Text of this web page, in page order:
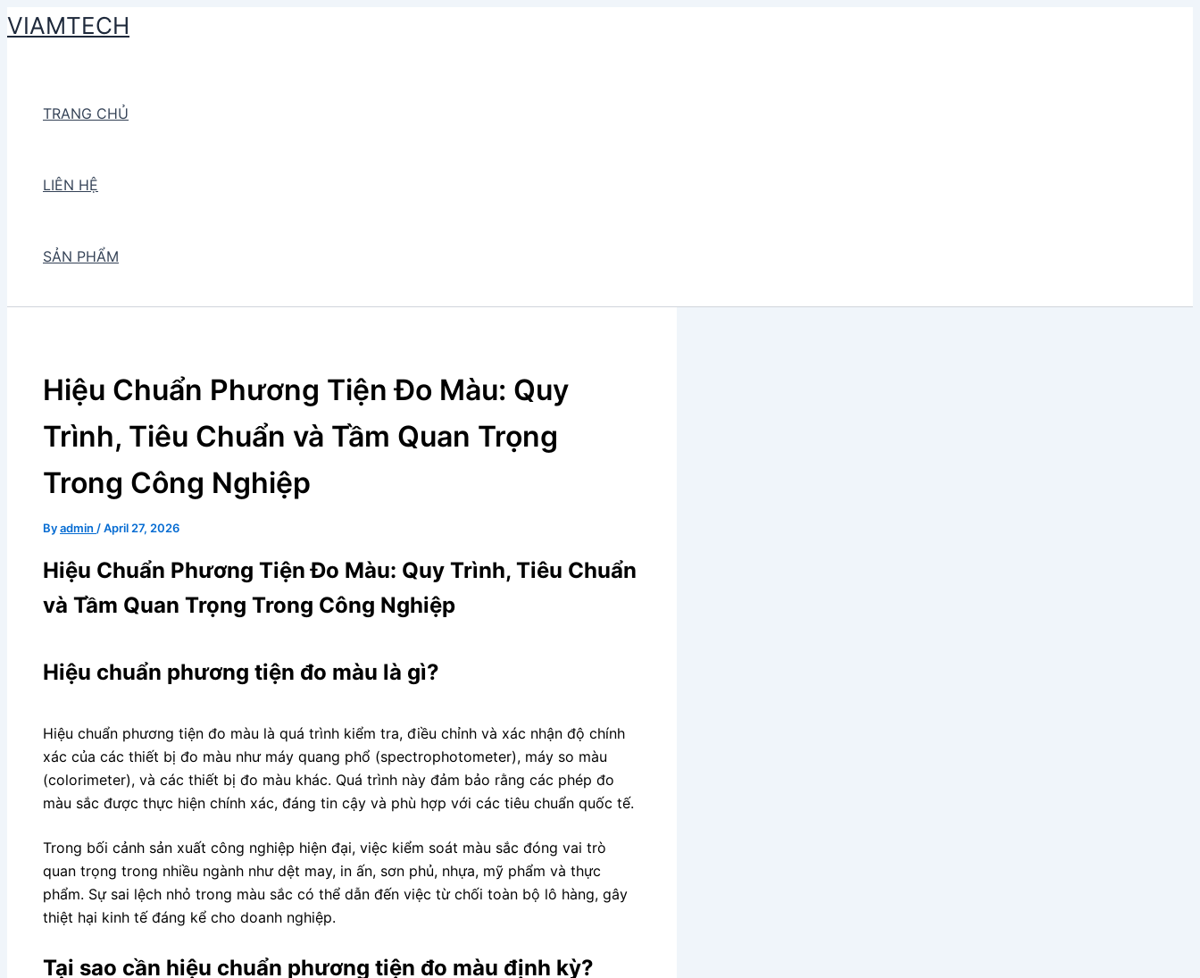
Skip
to
VIAMTECH
TRANG CHỦ
LIÊN HỆ
SẢN PHẨM
Hiệu Chuẩn Phương Tiện Đo Màu: Quy
Trình, Tiêu Chuẩn và Tầm Quan Trọng
Trong Công Nghiệp
Byadmin /April 27, 2026
Hiệu Chuẩn Phương Tiện Đo Màu: Quy Trình, Tiêu Chuẩn
và Tầm Quan Trọng Trong Công Nghiệp
Hiệu chuẩn phương tiện đo màu là gì?
Hiệu chuẩn phương tiện đo màu là quá trình kiểm tra, điều chỉnh và xác nhận độ chính
xác của các thiết bị đo màu như máy quang phổ (spectrophotometer), máy so màu
(colorimeter), và các thiết bị đo màu khác. Quá trình này đảm bảo rằng các phép đo
màu sắc được thực hiện chính xác, đáng tin cậy và phù hợp với các tiêu chuẩn quốc tế.
Trong bối cảnh sản xuất công nghiệp hiện đại, việc kiểm soát màu sắc đóng vai trò
quan trọng trong nhiều ngành như dệt may, in ấn, sơn phủ, nhựa, mỹ phẩm và thực
phẩm. Sự sai lệch nhỏ trong màu sắc có thể dẫn đến việc từ chối toàn bộ lô hàng, gây
thiệt hại kinh tế đáng kể cho doanh nghiệp.
Tại sao cần hiệu chuẩn phương tiện đo màu định kỳ?